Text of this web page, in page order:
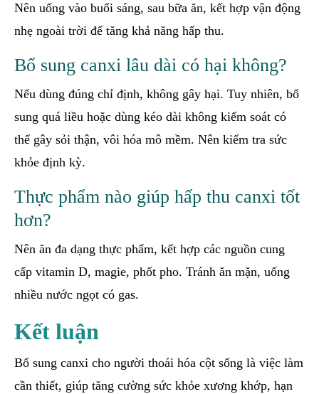
Nên uống vào buổi sáng, sau bữa ăn, kết hợp vận động
nhẹ ngoài trời để tăng khả năng hấp thu.
Bổ sung canxi lâu dài có hại không?
Nếu dùng đúng chỉ định, không gây hại. Tuy nhiên, bổ
sung quá liều hoặc dùng kéo dài không kiểm soát có
thể gây sỏi thận, vôi hóa mô mềm. Nên kiểm tra sức
khỏe định kỳ.
Thực phẩm nào giúp hấp thu canxi tốt
hơn?
Nên ăn đa dạng thực phẩm, kết hợp các nguồn cung
cấp vitamin D, magie, phốt pho. Tránh ăn mặn, uống
nhiều nước ngọt có gas.
Kết luận
Bổ sung canxi cho người thoái hóa cột sống là việc làm
cần thiết, giúp tăng cường sức khỏe xương khớp, hạn